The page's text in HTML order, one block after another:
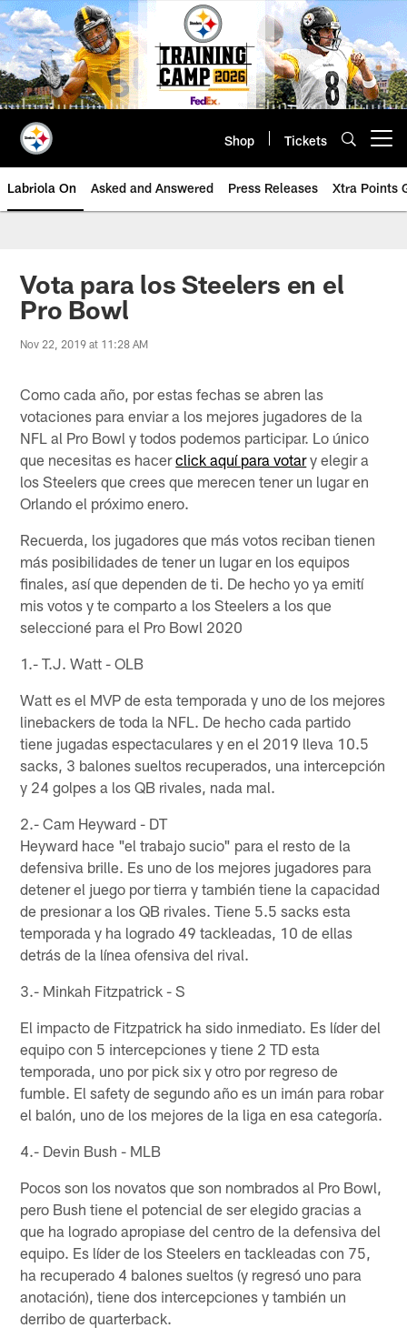
Skip
to
main
content
Shop Tickets
Labriola On Asked and Answered Press Releases Xtra Points
Vota para los Steelers en el
Pro Bowl
Nov 22, 2019 at 11:28 AM
Como cada año, por estas fechas se abren las
votaciones para enviar a los mejores jugadores de la
NFL al Pro Bowl y todos podemos participar. Lo único
que necesitas es hacerclick aquí para votary elegir a
los Steelers que crees que merecen tener un lugar en
Orlando el próximo enero.
Recuerda, los jugadores que más votos reciban tienen
más posibilidades de tener un lugar en los equipos
finales, así que dependen de ti. De hecho yo ya emití
mis votos y te comparto a los Steelers a los que
seleccioné para el Pro Bowl 2020
1.- T.J. Watt - OLB
Watt es el MVP de esta temporada y uno de los mejores
linebackers de toda la NFL. De hecho cada partido
tiene jugadas espectaculares y en el 2019 lleva 10.5
sacks, 3 balones sueltos recuperados, una intercepción
y 24 golpes a los QB rivales, nada mal.
2.- Cam Heyward - DT
Heyward hace "el trabajo sucio" para el resto de la
defensiva brille. Es uno de los mejores jugadores para
detener el juego por tierra y también tiene la capacidad
de presionar a los QB rivales. Tiene 5.5 sacks esta
temporada y ha logrado 49 tackleadas, 10 de ellas
detrás de la línea ofensiva del rival.
3.- Minkah Fitzpatrick - S
El impacto de Fitzpatrick ha sido inmediato. Es líder del
equipo con 5 intercepciones y tiene 2 TD esta
temporada, uno por pick six y otro por regreso de
fumble. El safety de segundo año es un imán para robar
el balón, uno de los mejores de la liga en esa categoría.
4.- Devin Bush - MLB
Pocos son los novatos que son nombrados al Pro Bowl,
pero Bush tiene el potencial de ser elegido gracias a
que ha logrado apropiase del centro de la defensiva del
equipo. Es líder de los Steelers en tackleadas con 75,
ha recuperado 4 balones sueltos (y regresó uno para
anotación), tiene dos intercepciones y también un
derribo de quarterback.